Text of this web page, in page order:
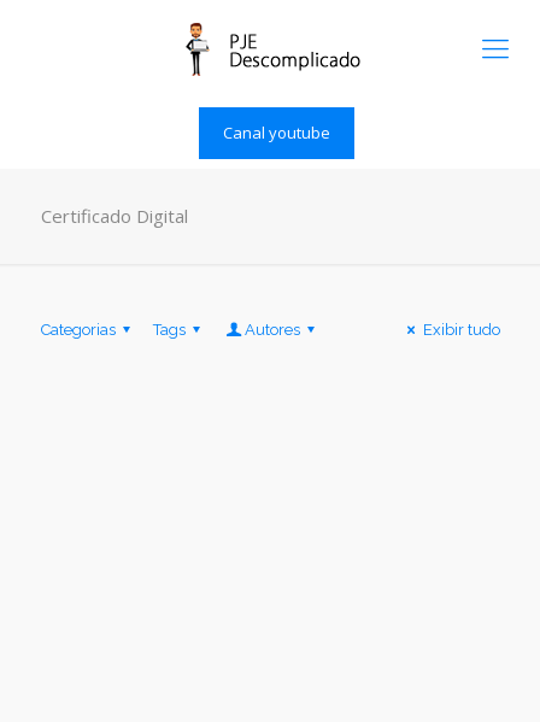
Canal youtube
Certificado Digital
Categorias Tags Autores Exibir tudo